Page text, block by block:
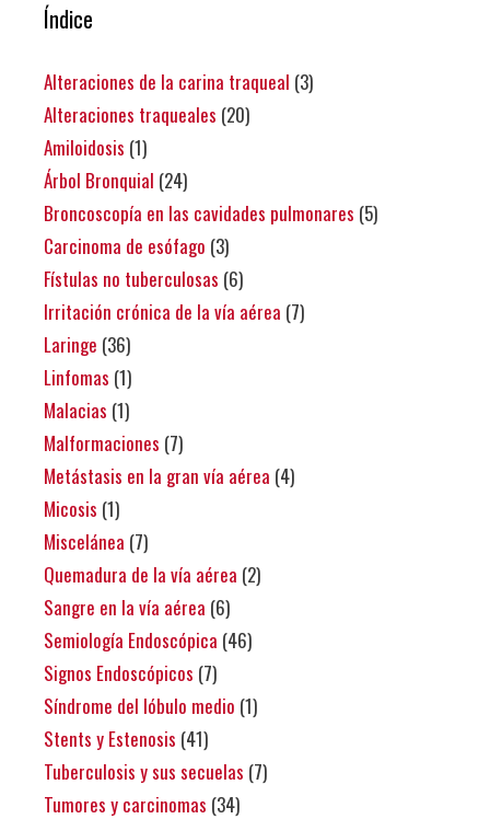
Índice
Alteraciones de la carina traqueal (3)
Alteraciones traqueales (20)
Amiloidosis (1)
Árbol Bronquial (24)
Broncoscopía en las cavidades pulmonares (5)
Carcinoma de esófago (3)
Fístulas no tuberculosas (6)
Irritación crónica de la vía aérea (7)
Laringe (36)
Linfomas (1)
Malacias (1)
Malformaciones (7)
Metástasis en la gran vía aérea (4)
Micosis (1)
Miscelánea (7)
Quemadura de la vía aérea (2)
Sangre en la vía aérea (6)
Semiología Endoscópica (46)
Signos Endoscópicos (7)
Síndrome del lóbulo medio (1)
Stents y Estenosis (41)
Tuberculosis y sus secuelas (7)
Tumores y carcinomas (34)